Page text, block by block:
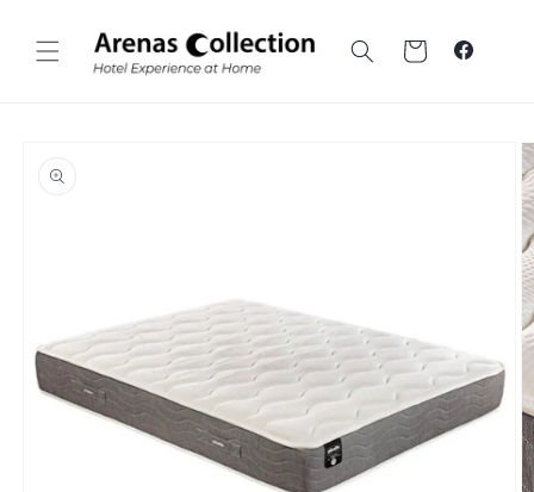
contenuto
Carrello
sul prodotto